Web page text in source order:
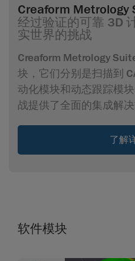
Creaform
经过验证的可靠 3D
实世界的挑战
Creaform Metrology
块，它们分别是扫描到
动化模块和动态跟踪模
战提供了全面的集成解决
了解
软件模块